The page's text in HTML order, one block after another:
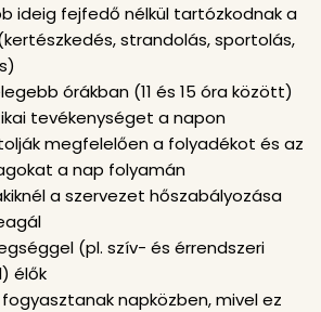
ideig fejfedő nélkül tartózkodnak a
strandolás, sportolás,
órákban (11 és 15 óra között)
tevékenységet a napon
megfelelően a folyadékot és az
a nap folyamán
a szervezet hőszabályozása
(pl. szív- és érrendszeri
élők
napközben, mivel ez